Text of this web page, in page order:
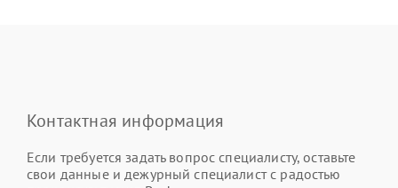
Контактная информация
Если требуется задать вопрос специалисту, оставьте
свои данные и дежурный специалист с радостью